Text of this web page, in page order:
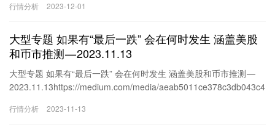
aaf43d981/href今天看到一个数据觉得挺有意思的，想和大家分享
BTC的获利占比，这个数据体现出的是有记录的在上一次移动过的
BTC目前低于市场价格的百分比，说…
行情分析 2023-12-01
大型专题 如果有“最后一跌” 会在何时发生 涵盖美股
和币市推测 — 2023.11.13
大型专题 如果有“最后一跌” 会在何时发生 涵盖美股和币市推测 —
2023.11.13https://medium.com/media/aeab5011ce378c3db043c4
后一跌”的基础上，但是不是真有最后一跌，或者最后几跌是完全无
行情分析 2023-11-13